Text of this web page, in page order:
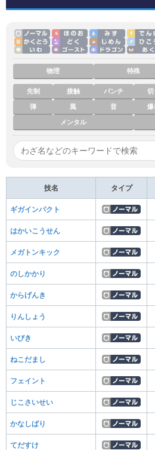
物理 特殊
先制 接触 パンチ 切
弾 風 音 爆
メンタル
技名 タイプ
ギガインパクト
はかいこうせん
メガトンキック
のしかかり
からげんき
りんしょう
いびき
ねこだまし
フェイント
じこさいせい
かなしばり
てだすけ